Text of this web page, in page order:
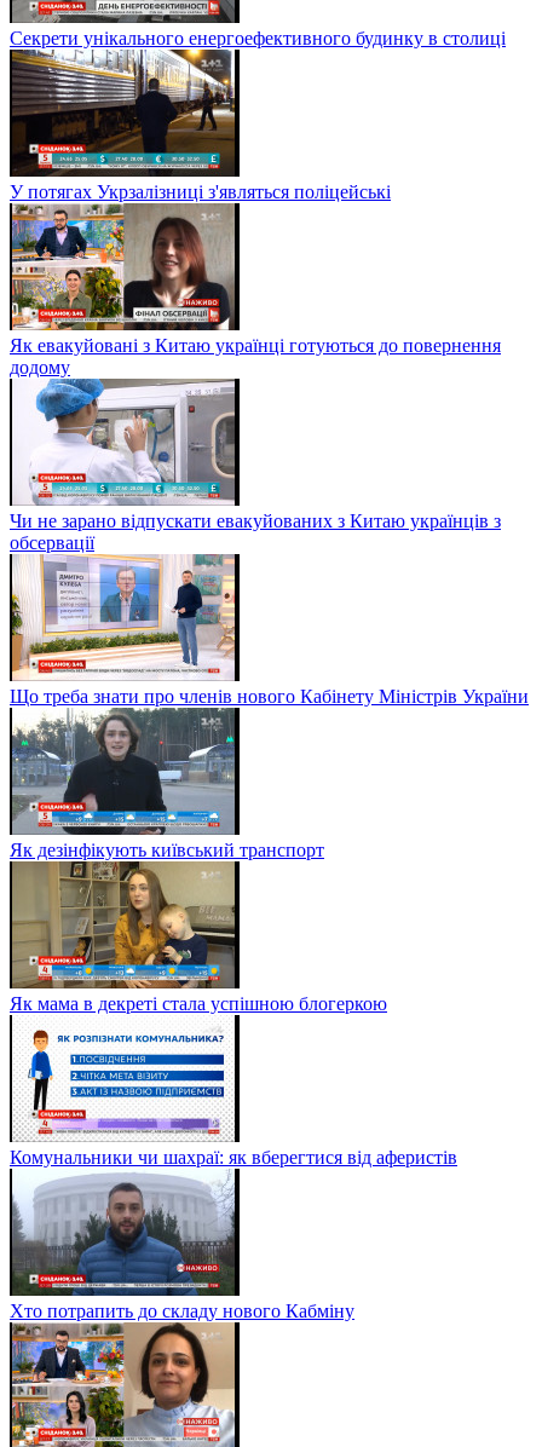
Секрети унікального енергоефективного будинку в столиці
У потягах Укрзалізниці з'являться поліцейські
Як евакуйовані з Китаю українці готуються до повернення
додому
Чи не зарано відпускати евакуйованих з Китаю українців з
обсервації
Що треба знати про членів нового Кабінету Міністрів України
Як дезінфікують київський транспорт
Як мама в декреті стала успішною блогеркою
Комунальники чи шахраї: як вберегтися від аферистів
Хто потрапить до складу нового Кабміну